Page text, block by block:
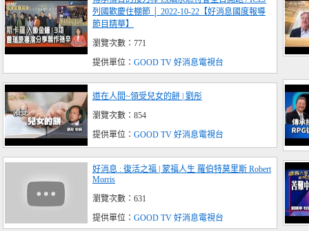
列國歡慶住棚節 │ 2022-10-22【好消息國度報導
節目精華】
瀏覽次數：771
提供單位： GOOD TV 好消息電視台
道在人間~領受兒女的餅 | 劉彤
瀏覽次數：854
提供單位： GOOD TV 好消息電視台
好消息 : 復活之福 | 蒙福人生 羅伯特莫里斯 Robert
Morris
瀏覽次數：631
提供單位： GOOD TV 好消息電視台